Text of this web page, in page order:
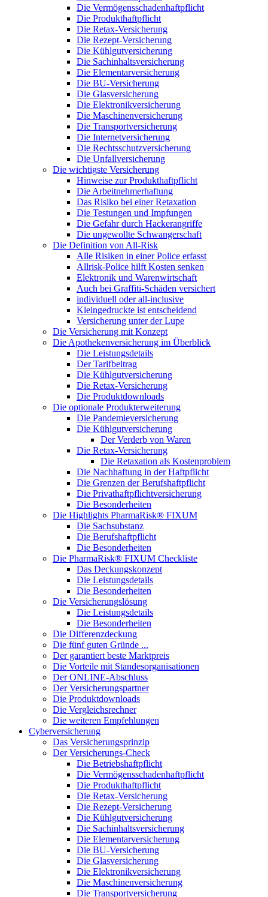
Die Vermögensschadenhaftpflicht
Die Produkthaftpflicht
Die Retax-Versicherung
Die Rezept-Versicherung
Die Kühlgutversicherung
Die Sachinhaltsversicherung
Die Elementarversicherung
Die BU-Versicherung
Die Glasversicherung
Die Elektronikversicherung
Die Maschinenversicherung
Die Transportversicherung
Die Internetversicherung
Die Rechtsschutzversicherung
Die Unfallversicherung
Die wichtigste Versicherung
Hinweise zur Produkthaftpflicht
Die Arbeitnehmerhaftung
Das Risiko bei einer Retaxation
Die Testungen und Impfungen
Die Gefahr durch Hackerangriffe
Die ungewollte Schwangerschaft
Die Definition von All-Risk
Alle Risiken in einer Police erfasst
Allrisk-Police hilft Kosten senken
Elektronik und Warenwirtschaft
Auch bei Graffiti-Schäden versichert
individuell oder all-inclusive
Kleingedruckte ist entscheidend
Versicherung unter der Lupe
Die Versicherung mit Konzept
Die Apothekenversicherung im Überblick
Die Leistungsdetails
Der Tarifbeitrag
Die Kühlgutversicherung
Die Retax-Versicherung
Die Produktdownloads
Die optionale Produkterweiterung
Die Pandemieversicherung
Die Kühlgutversicherung
Der Verderb von Waren
Die Retax-Versicherung
Die Retaxation als Kostenproblem
Die Nachhaftung in der Haftpflicht
Die Grenzen der Berufshaftpflicht
Die Privathaftpflichtversicherung
Die Besonderheiten
Die Highlights PharmaRisk® FIXUM
Die Sachsubstanz
Die Berufshaftpflicht
Die Besonderheiten
Die PharmaRisk® FIXUM Checkliste
Das Deckungskonzept
Die Leistungsdetails
Die Besonderheiten
Die Versicherungslösung
Die Leistungsdetails
Die Besonderheiten
Die Differenzdeckung
Die fünf guten Gründe ...
Der garantiert beste Marktpreis
Die Vorteile mit Standesorganisationen
Der ONLINE-Abschluss
Der Versicherungspartner
Die Produktdownloads
Die Vergleichsrechner
Die weiteren Empfehlungen
Cyberversicherung
Das Versicherungsprinzip
Der Versicherungs-Check
Die Betriebshaftpflicht
Die Vermögensschadenhaftpflicht
Die Produkthaftpflicht
Die Retax-Versicherung
Die Rezept-Versicherung
Die Kühlgutversicherung
Die Sachinhaltsversicherung
Die Elementarversicherung
Die BU-Versicherung
Die Glasversicherung
Die Elektronikversicherung
Die Maschinenversicherung
Die Transportversicherung